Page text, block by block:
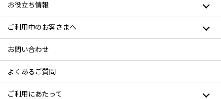
お役立ち情報
ご利用中のお客さまへ
お問い合わせ
よくあるご質問
ご利用にあたって